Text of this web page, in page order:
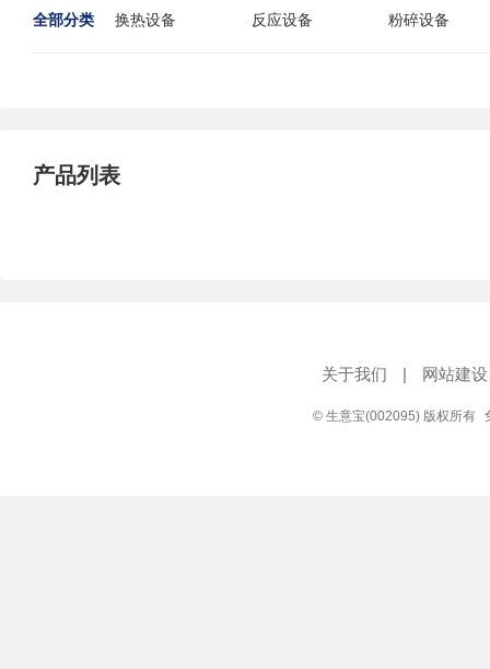
全部分类 换热设备 反应设备
粉碎设备
产品列表
关于我们 | 网站建设
© 生意宝(002095) 版权所有